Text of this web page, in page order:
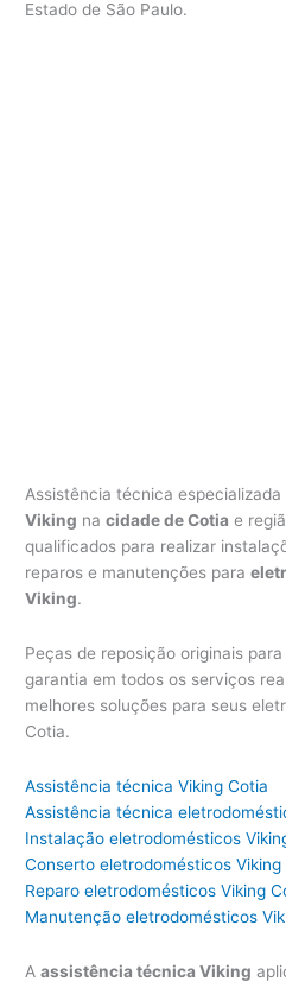
Estado de São Paulo.
Assistência técnica
Viking nacidade de Cotia e
qualificados para realizar
reparos e manutenções para
Viking.
Peças de reposição originais
garantia em todos os serviços
melhores soluções para seus
Cotia.
Assistência técnica Viking Cotia
Assistência técnica
Instalação eletrodomésticos
Conserto eletrodomésticos Viking
Reparo eletrodomésticos Viking
Manutenção eletrodomésticos
Aassistência técnica Viking